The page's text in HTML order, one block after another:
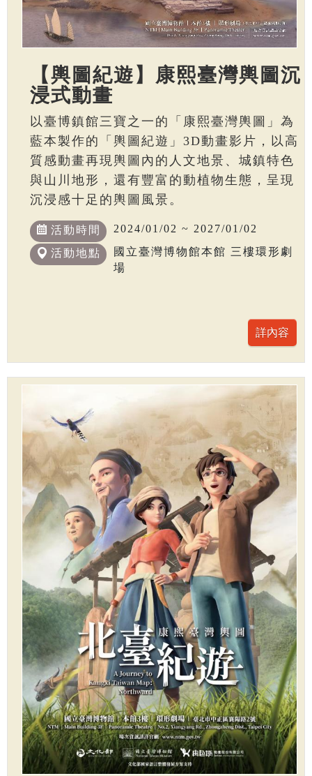
【輿圖紀遊】康熙臺灣輿圖沉
浸式動畫
以臺博鎮館三寶之一的「康熙臺灣輿圖」為
藍本製作的「輿圖紀遊」3D動畫影片，以高
質感動畫再現輿圖內的人文地景、城鎮特色
與山川地形，還有豐富的動植物生態，呈現
沉浸感十足的輿圖風景。
活動時間 2024/01/02 ~ 2027/01/02
活動地點
國立臺灣博物館本館 三樓環形劇
場